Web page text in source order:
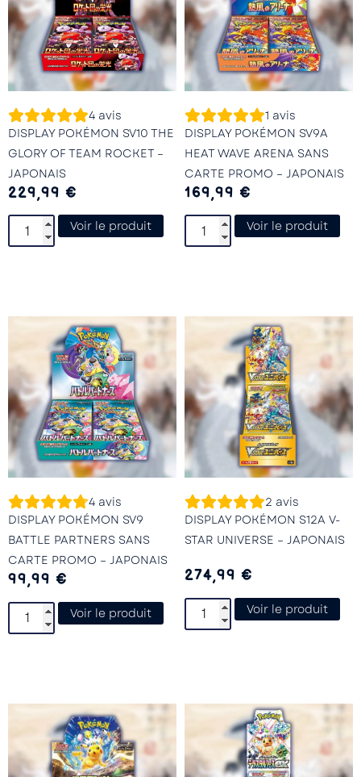
4 avis
DISPLAY POKÉMON SV10 THE
GLORY OF TEAM ROCKET –
JAPONAIS
229,99 €
Voir le produit
1 avis
DISPLAY POKÉMON SV9A
HEAT WAVE ARENA SANS
CARTE PROMO – JAPONAIS
169,99 €
Voir le produit
4 avis
DISPLAY POKÉMON SV9
BATTLE PARTNERS SANS
CARTE PROMO – JAPONAIS
99,99 €
Voir le produit
2 avis
DISPLAY POKÉMON S12A V-
STAR UNIVERSE – JAPONAIS
274,99 €
Voir le produit